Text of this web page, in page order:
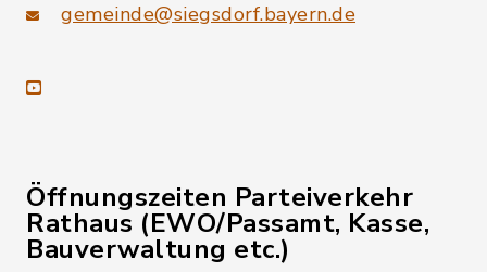
gemeinde@siegsdorf.bayern.de
youtube
Öffnungszeiten Parteiverkehr
Rathaus (EWO/Passamt, Kasse,
Bauverwaltung etc.)